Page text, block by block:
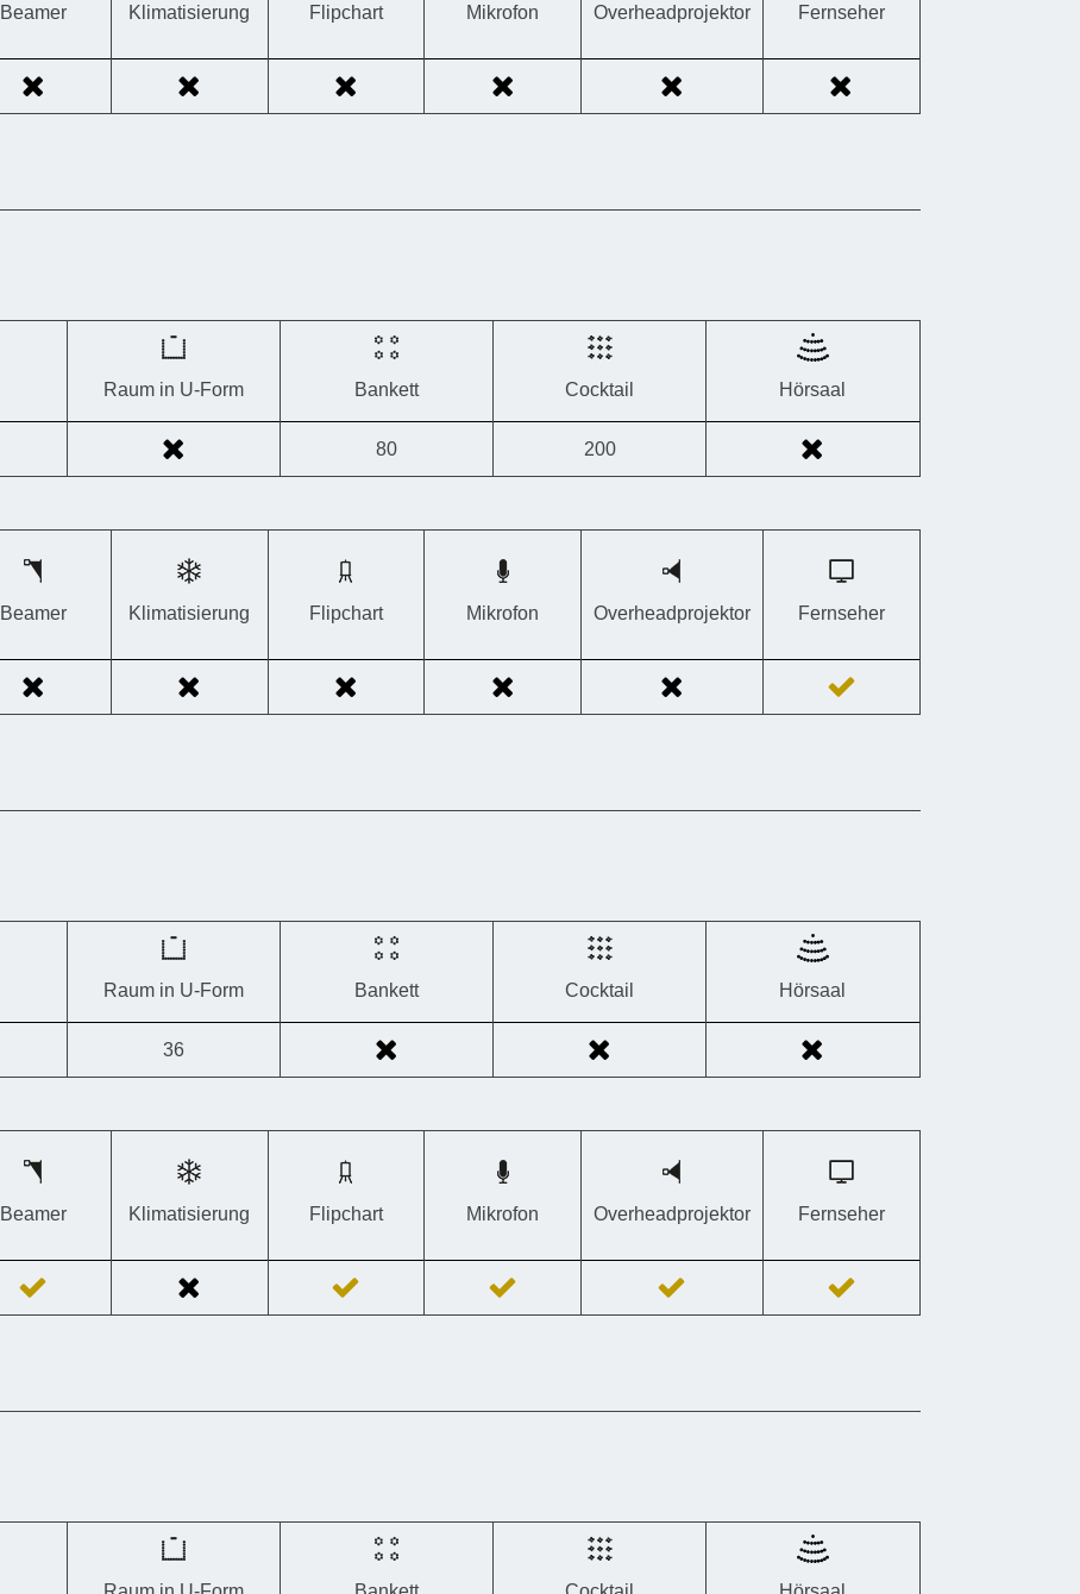
Beamer Klimatisierung Flipchart Mikrofon Overheadprojektor Fernseher
Raum in U-Form Bankett
80
Cocktail
200
Hörsaal
Beamer Klimatisierung Flipchart Mikrofon Overheadprojektor Fernseher
Raum in U-Form
36
Bankett Cocktail Hörsaal
Beamer Klimatisierung Flipchart Mikrofon Overheadprojektor Fernseher